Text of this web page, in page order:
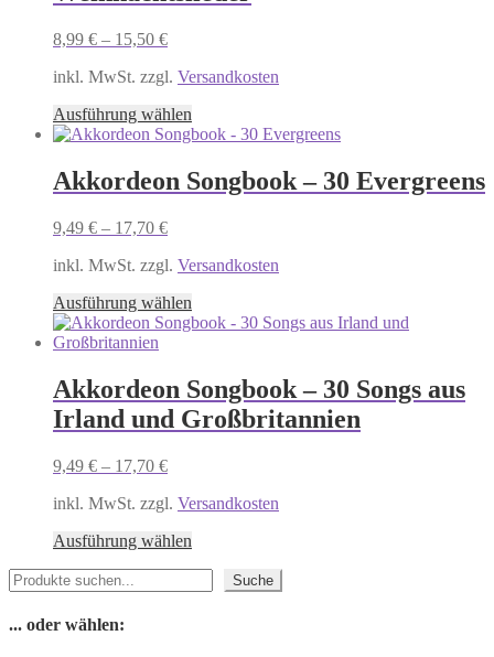
8,99 € – 15,50 €
inkl. MwSt. zzgl. Versandkosten
Ausführung wählen
Produkt
mehrere
Varianten
können
der
Produktseite
Akkordeon Songbook – 30 Evergreens
9,49 € – 17,70 €
inkl. MwSt. zzgl. Versandkosten
Ausführung wählen
Produkt
Varianten
auf.
Die
der
Akkordeon Songbook – 30 Songs aus
Irland und Großbritannien
9,49 € – 17,70 €
inkl. MwSt. zzgl. Versandkosten
Ausführung wählen
Suchen Suche
... oder wählen: